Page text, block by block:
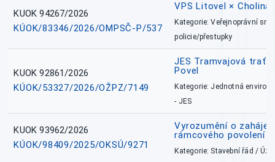
KUOK 94267/2026
KÚOK/83346/2026/OMPSČ-P/537
VPS Litovel ×
Kategorie: Veřejnoprávní
policie/přestupky
KUOK 92861/2026
KÚOK/53327/2026/OŽPZ/7149
JES Tramvajová trať
Povel
Kategorie: Jednotná
- JES
KUOK 93962/2026
KÚOK/98409/2025/OKSÚ/9271
Vyrozumění o
rámcového povolení
Kategorie: Stavební řád /